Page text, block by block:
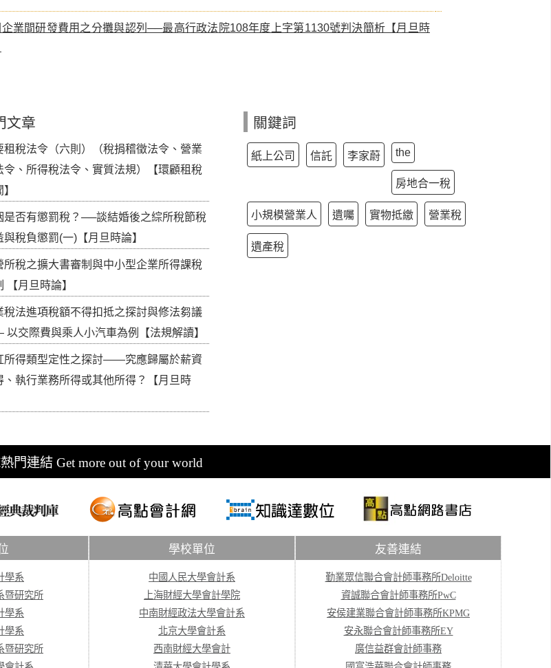
企業間研發費用之分攤與認列──最高行政法院108年度上字第1130號判決簡析【月旦時
文章
租稅法令（六則）（稅捐稽徵法令、營業
令、所得稅法令、實質法規）【環顧租稅
是否有懲罰稅？──談結婚後之綜所稅節稅
與稅負懲罰(一)【月旦時論】
所稅之擴大書審制與中小型企業所得課稅
【月旦時論】
稅法進項稅額不得扣抵之探討與修法芻議
交際費與乘人小汽車為例【法規解讀】
所得類型定性之探討——究應歸屬於薪資
、執行業務所得或其他所得？【月旦時
關鍵詞
紙上公司 信託 李家蔚 the
房地合一稅
小規模營業人 遺囑 實物抵繳 營業稅
遺產稅
門連結 Get more out of your world
學系
暨研究所
學系
學系
暨研究所
學校單位
中國人民大學會計系
上海財經大學會計學院
中南財經政法大學會計系
北京大學會計系
西南財經大學會計
友善連結
勤業眾信聯合會計師事務所Deloitte
資誠聯合會計師事務所PwC
安侯建業聯合會計師事務所KPMG
安永聯合會計師事務所EY
廣信益群會計師事務